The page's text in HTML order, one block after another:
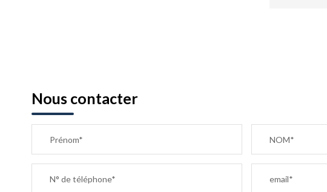
Nous contacter
Prénom* NOM*
N° de téléphone* email*